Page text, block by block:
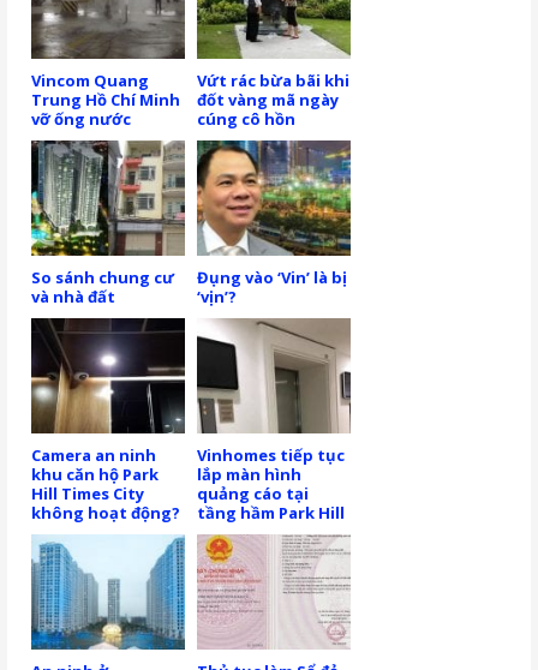
Vincom Quang
Trung Hồ Chí Minh
vỡ ống nước
Vứt rác bừa bãi khi
đốt vàng mã ngày
cúng cô hồn
So sánh chung cư
và nhà đất
Đụng vào ‘Vin’ là bị
‘vịn’?
Camera an ninh
khu căn hộ Park
Hill Times City
không hoạt động?
Vinhomes tiếp tục
lắp màn hình
quảng cáo tại
tầng hầm Park Hill